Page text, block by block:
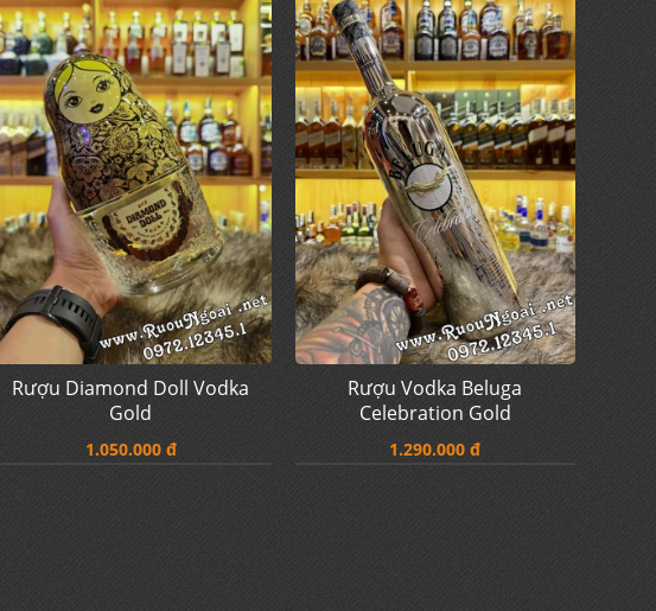
Rượu Diamond Doll Vodka
Gold
1.050.000 đ
Rượu Vodka Beluga
Celebration Gold
1.290.000 đ